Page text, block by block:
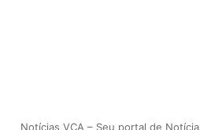
Notícias VCA – Seu portal de